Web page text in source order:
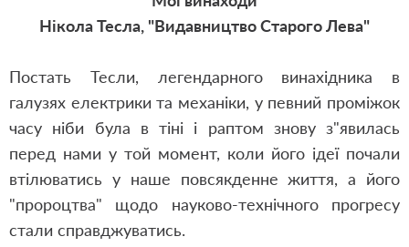
Нікола Тесла, "Видавництво Старого Лева"
Постать Тесли, легендарного винахідника в
галузях електрики та механіки, у певний проміжок
часу ніби була в тіні і раптом знову з"явилась
перед нами у той момент, коли його ідеї почали
втілюватись у наше повсякденне життя, а його
"пророцтва" щодо науково-технічного прогресу
стали справджуватись.